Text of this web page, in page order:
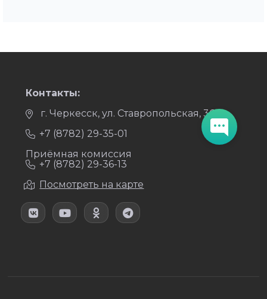
Контакты:
г. Черкесск, ул. Ставропольская, 36
+7 (8782) 29-35-01
Приёмная комиссия
+7 (8782) 29-36-13
Посмотреть на карте